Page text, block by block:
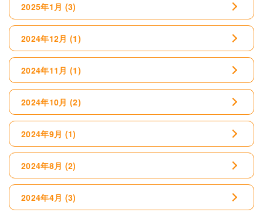
2025年1月 (3)
2024年12月 (1)
2024年11月 (1)
2024年10月 (2)
2024年9月 (1)
2024年8月 (2)
2024年4月 (3)